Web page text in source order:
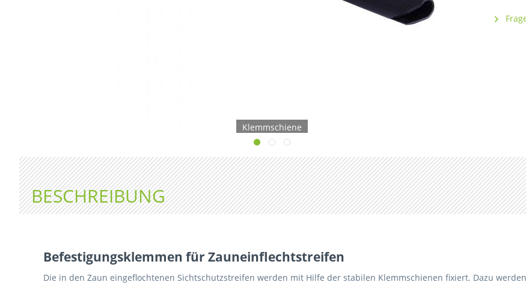
Klemmschiene
BESCHREIBUNG
Befestigungsklemmen für Zauneinflechtstreifen
Die in den Zaun eingeflochtenen Sichtschutzstreifen werden mit Hilfe der stabilen Klemmschienen fixiert. Dazu